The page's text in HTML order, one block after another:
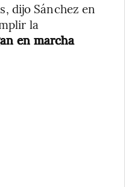
dijo Sánchez en
la
en marcha